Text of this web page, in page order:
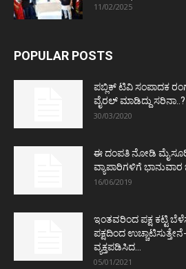
11/02/2025
POPULAR POSTS
ಪಬ್ಲಿಕ್ ಟಿವಿ ಸಂಪಾದಕ
ವೈರಲ್ ಮಾಡಿದ್ದು ಸರಿನಾ..?
30/03/2020
ಈ ದಂಪತಿ ನೋಡಿ
ವ್ಯಾಪಾರಿಗಳಿಗೆ ಭಾನುವಾರ
16/06/2019
ಇಂತವರಿಂದ ಪಕ್ಷ ಕಟ್ಟಿ
ಪಕ್ಷದಿಂದ
ವ್ಯಕ್ತಪಡಿಸಿದ...
05/01/2021